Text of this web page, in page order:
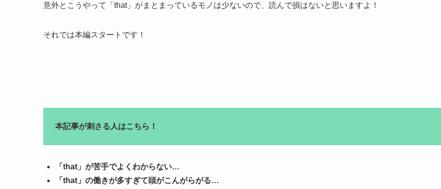
意外とこうやって「that」がまとまっているモノは少ないので、読んで損はないと思いますよ！
それでは本編スタートです！
本記事が刺さる人はこちら！
「that」が苦手でよくわからない…
「that」の働きが多すぎて頭がこんがらがる…